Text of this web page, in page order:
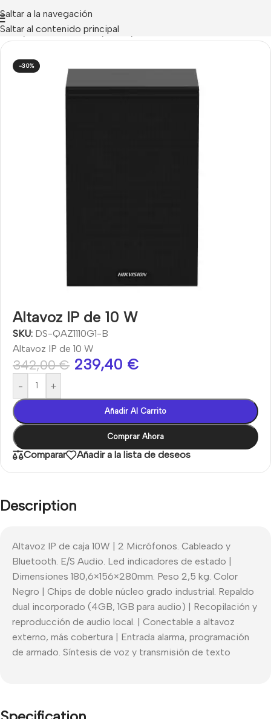
Saltar a la navegación
Saltar al contenido principal
Inicio AUDIOVISUALES/Audio
-30%
Altavoz IP de 10 W
SKU: DS-QAZ1110G1-B
Altavoz IP de 10 W
342,00€ 239,40 €
- +
Añadir Al Carrito
Comprar Ahora
Comparar Añadir a la lista de deseos
Description
Altavoz IP de caja 10W | 2 Micrófonos. Cableado y
Bluetooth. E/S Audio. Led indicadores de estado |
Dimensiones 180,6×156×280mm. Peso 2,5 kg. Color
Negro | Chips de doble núcleo grado industrial. Repaldo
dual incorporado (4GB, 1GB para audio) | Recopilación y
reproducción de audio local. | Conectable a altavoz
externo, más cobertura | Entrada alarma, programación
de armado. Síntesis de voz y transmisión de texto